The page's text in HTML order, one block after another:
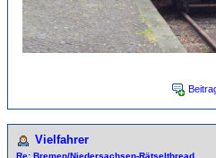
Vielfahrer
Re: Bremen/Niedersachsen-Rätselthread